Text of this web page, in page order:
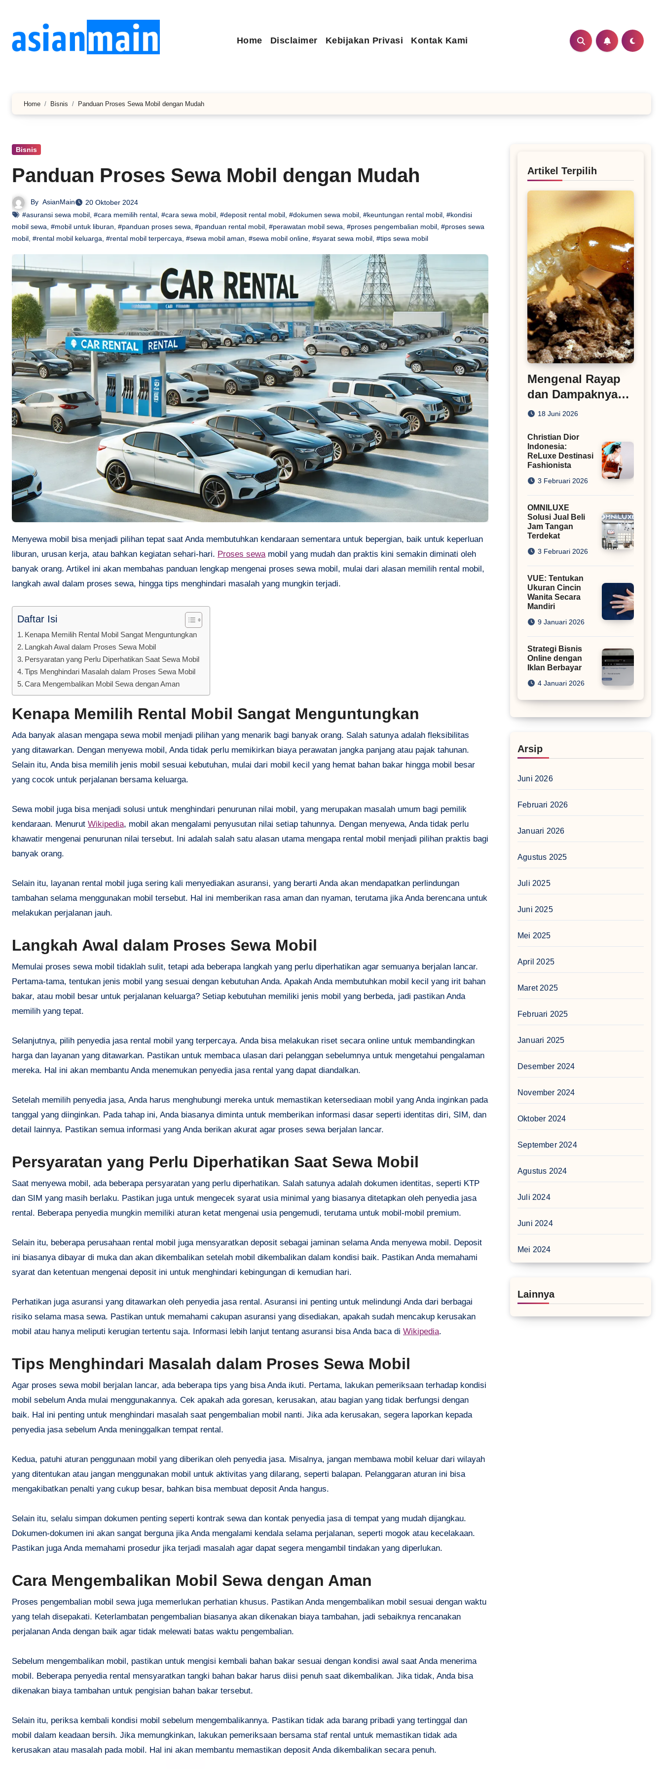
konten
Home Disclaimer Kebijakan Privasi Kontak Kami
Home Bisnis Panduan Proses Sewa Mobil dengan Mudah
Bisnis
Panduan Proses Sewa Mobil dengan Mudah
By AsianMain
20 Oktober 2024
#asuransi sewa mobil #cara memilih rental #cara sewa mobil #deposit rental mobil #dokumen sewa mobil #keuntungan rental mobil #kondisi
mobil sewa #mobil untuk liburan #panduan proses sewa #panduan rental mobil #perawatan mobil sewa #proses pengembalian mobil #proses sewa
mobil #rental mobil keluarga #rental mobil terpercaya #sewa mobil aman #sewa mobil online #syarat sewa mobil #tips sewa mobil
Menyewa mobil bisa menjadi pilihan tepat saat Anda membutuhkan kendaraan sementara untuk bepergian, baik untuk keperluan
liburan, urusan kerja, atau bahkan kegiatan sehari-hari. Proses sewamobil yang mudah dan praktis kini semakin diminati oleh
banyak orang. Artikel ini akan membahas panduan lengkap mengenai proses sewa mobil, mulai dari alasan memilih rental mobil,
langkah awal dalam proses sewa, hingga tips menghindari masalah yang mungkin terjadi.
Daftar Isi
Kenapa Memilih Rental Mobil Sangat Menguntungkan
Langkah Awal dalam Proses Sewa Mobil
Persyaratan yang Perlu Diperhatikan Saat Sewa Mobil
Tips Menghindari Masalah dalam Proses Sewa Mobil
Cara Mengembalikan Mobil Sewa dengan Aman
Kenapa Memilih Rental Mobil Sangat Menguntungkan
Ada banyak alasan mengapa sewa mobil menjadi pilihan yang menarik bagi banyak orang. Salah satunya adalah fleksibilitas
yang ditawarkan. Dengan menyewa mobil, Anda tidak perlu memikirkan biaya perawatan jangka panjang atau pajak tahunan.
Selain itu, Anda bisa memilih jenis mobil sesuai kebutuhan, mulai dari mobil kecil yang hemat bahan bakar hingga mobil besar
yang cocok untuk perjalanan bersama keluarga.
Sewa mobil juga bisa menjadi solusi untuk menghindari penurunan nilai mobil, yang merupakan masalah umum bagi pemilik
kendaraan. Menurut Wikipedia, mobil akan mengalami penyusutan nilai setiap tahunnya. Dengan menyewa, Anda tidak perlu
khawatir mengenai penurunan nilai tersebut. Ini adalah salah satu alasan utama mengapa rental mobil menjadi pilihan praktis bagi
banyak orang.
Selain itu, layanan rental mobil juga sering kali menyediakan asuransi, yang berarti Anda akan mendapatkan perlindungan
tambahan selama menggunakan mobil tersebut. Hal ini memberikan rasa aman dan nyaman, terutama jika Anda berencana untuk
melakukan perjalanan jauh.
Langkah Awal dalam Proses Sewa Mobil
Memulai proses sewa mobil tidaklah sulit, tetapi ada beberapa langkah yang perlu diperhatikan agar semuanya berjalan lancar.
Pertama-tama, tentukan jenis mobil yang sesuai dengan kebutuhan Anda. Apakah Anda membutuhkan mobil kecil yang irit bahan
bakar, atau mobil besar untuk perjalanan keluarga? Setiap kebutuhan memiliki jenis mobil yang berbeda, jadi pastikan Anda
memilih yang tepat.
Selanjutnya, pilih penyedia jasa rental mobil yang terpercaya. Anda bisa melakukan riset secara online untuk membandingkan
harga dan layanan yang ditawarkan. Pastikan untuk membaca ulasan dari pelanggan sebelumnya untuk mengetahui pengalaman
mereka. Hal ini akan membantu Anda menemukan penyedia jasa rental yang dapat diandalkan.
Setelah memilih penyedia jasa, Anda harus menghubungi mereka untuk memastikan ketersediaan mobil yang Anda inginkan pada
tanggal yang diinginkan. Pada tahap ini, Anda biasanya diminta untuk memberikan informasi dasar seperti identitas diri, SIM, dan
detail lainnya. Pastikan semua informasi yang Anda berikan akurat agar proses sewa berjalan lancar.
Persyaratan yang Perlu Diperhatikan Saat Sewa Mobil
Saat menyewa mobil, ada beberapa persyaratan yang perlu diperhatikan. Salah satunya adalah dokumen identitas, seperti KTP
dan SIM yang masih berlaku. Pastikan juga untuk mengecek syarat usia minimal yang biasanya ditetapkan oleh penyedia jasa
rental. Beberapa penyedia mungkin memiliki aturan ketat mengenai usia pengemudi, terutama untuk mobil-mobil premium.
Selain itu, beberapa perusahaan rental mobil juga mensyaratkan deposit sebagai jaminan selama Anda menyewa mobil. Deposit
ini biasanya dibayar di muka dan akan dikembalikan setelah mobil dikembalikan dalam kondisi baik. Pastikan Anda memahami
syarat dan ketentuan mengenai deposit ini untuk menghindari kebingungan di kemudian hari.
Perhatikan juga asuransi yang ditawarkan oleh penyedia jasa rental. Asuransi ini penting untuk melindungi Anda dari berbagai
risiko selama masa sewa. Pastikan untuk memahami cakupan asuransi yang disediakan, apakah sudah mencakup kerusakan
mobil atau hanya meliputi kerugian tertentu saja. Informasi lebih lanjut tentang asuransi bisa Anda baca di Wikipedia.
Tips Menghindari Masalah dalam Proses Sewa Mobil
Agar proses sewa mobil berjalan lancar, ada beberapa tips yang bisa Anda ikuti. Pertama, lakukan pemeriksaan terhadap kondisi
mobil sebelum Anda mulai menggunakannya. Cek apakah ada goresan, kerusakan, atau bagian yang tidak berfungsi dengan
baik. Hal ini penting untuk menghindari masalah saat pengembalian mobil nanti. Jika ada kerusakan, segera laporkan kepada
penyedia jasa sebelum Anda meninggalkan tempat rental.
Kedua, patuhi aturan penggunaan mobil yang diberikan oleh penyedia jasa. Misalnya, jangan membawa mobil keluar dari wilayah
yang ditentukan atau jangan menggunakan mobil untuk aktivitas yang dilarang, seperti balapan. Pelanggaran aturan ini bisa
mengakibatkan penalti yang cukup besar, bahkan bisa membuat deposit Anda hangus.
Selain itu, selalu simpan dokumen penting seperti kontrak sewa dan kontak penyedia jasa di tempat yang mudah dijangkau.
Dokumen-dokumen ini akan sangat berguna jika Anda mengalami kendala selama perjalanan, seperti mogok atau kecelakaan.
Pastikan juga Anda memahami prosedur jika terjadi masalah agar dapat segera mengambil tindakan yang diperlukan.
Cara Mengembalikan Mobil Sewa dengan Aman
Proses pengembalian mobil sewa juga memerlukan perhatian khusus. Pastikan Anda mengembalikan mobil sesuai dengan waktu
yang telah disepakati. Keterlambatan pengembalian biasanya akan dikenakan biaya tambahan, jadi sebaiknya rencanakan
perjalanan Anda dengan baik agar tidak melewati batas waktu pengembalian.
Sebelum mengembalikan mobil, pastikan untuk mengisi kembali bahan bakar sesuai dengan kondisi awal saat Anda menerima
mobil. Beberapa penyedia rental mensyaratkan tangki bahan bakar harus diisi penuh saat dikembalikan. Jika tidak, Anda bisa
dikenakan biaya tambahan untuk pengisian bahan bakar tersebut.
Selain itu, periksa kembali kondisi mobil sebelum mengembalikannya. Pastikan tidak ada barang pribadi yang tertinggal dan
mobil dalam keadaan bersih. Jika memungkinkan, lakukan pemeriksaan bersama staf rental untuk memastikan tidak ada
kerusakan atau masalah pada mobil. Hal ini akan membantu memastikan deposit Anda dikembalikan secara penuh.
Artikel Terpilih
Mengenal Rayap
dan Dampaknya
pada Bangunan
18 Juni 2026
Christian Dior
Indonesia:
ReLuxe Destinasi
Fashionista
3 Februari 2026
OMNILUXE
Solusi Jual Beli
Jam Tangan
Terdekat
3 Februari 2026
VUE: Tentukan
Ukuran Cincin
Wanita Secara
Mandiri
9 Januari 2026
Strategi Bisnis
Online dengan
Iklan Berbayar
4 Januari 2026
Arsip
Juni 2026
Februari 2026
Januari 2026
Agustus 2025
Juli 2025
Juni 2025
Mei 2025
April 2025
Maret 2025
Februari 2025
Januari 2025
Desember 2024
November 2024
Oktober 2024
September 2024
Agustus 2024
Juli 2024
Juni 2024
Mei 2024
Lainnya